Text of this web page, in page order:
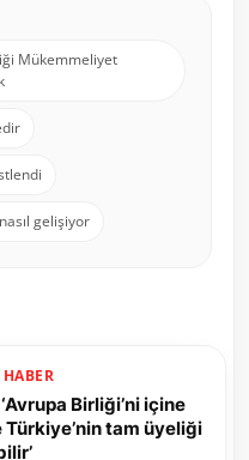
Mükemmeliyet
gelişiyor
Birliği’ni içine
tam üyeliği